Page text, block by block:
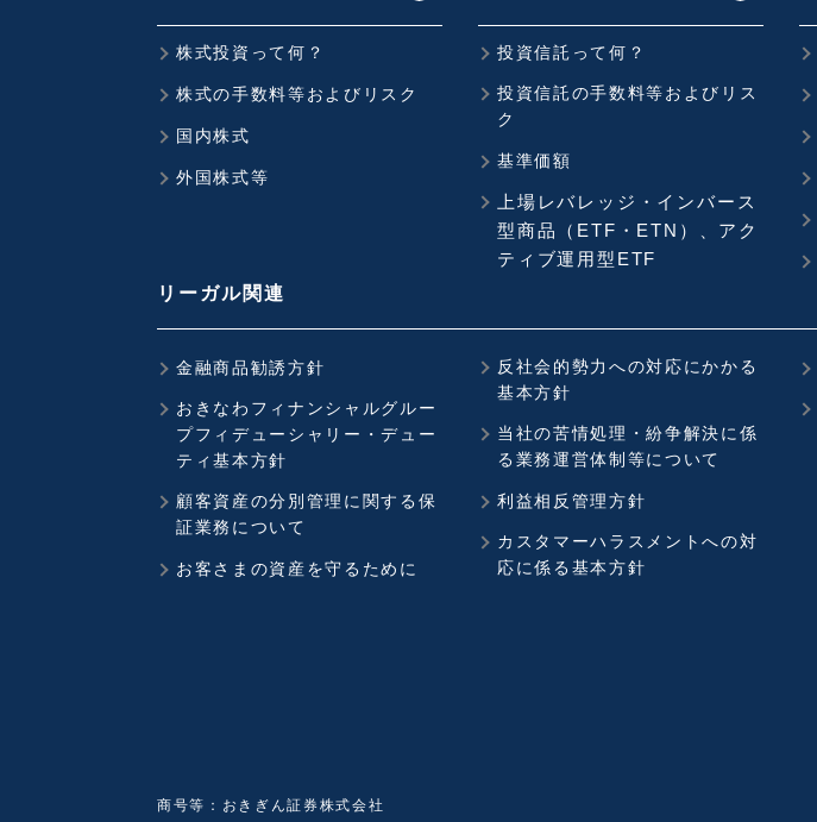
株式投資って何？
株式の手数料等およびリスク
国内株式
外国株式等
投資信託って何？
投資信託の手数料等およびリス
ク
基準価額
上場レバレッジ・インバース
型商品（ETF・ETN）、アク
ティブ運用型ETF
リーガル関連
金融商品勧誘方針
おきなわフィナンシャルグルー
プフィデューシャリー・デュー
ティ基本方針
顧客資産の分別管理に関する保
証業務について
お客さまの資産を守るために
反社会的勢力への対応にかかる
基本方針
当社の苦情処理・紛争解決に係
る業務運営体制等について
利益相反管理方針
カスタマーハラスメントへの対
応に係る基本方針
商号等：おきぎん証券株式会社